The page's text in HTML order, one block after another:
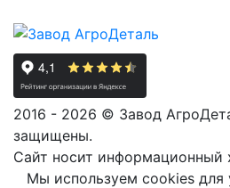
2016 - 2026 © Завод
защищены.
Сайт носит информационный
Мы используем cookies для